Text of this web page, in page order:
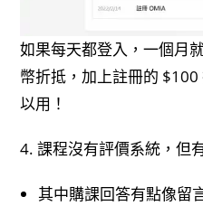
如果每天都登入，一個月
幣折抵，加上註冊的
以用！
4. 課程沒有評價系統，但
其中購課回答有點像留